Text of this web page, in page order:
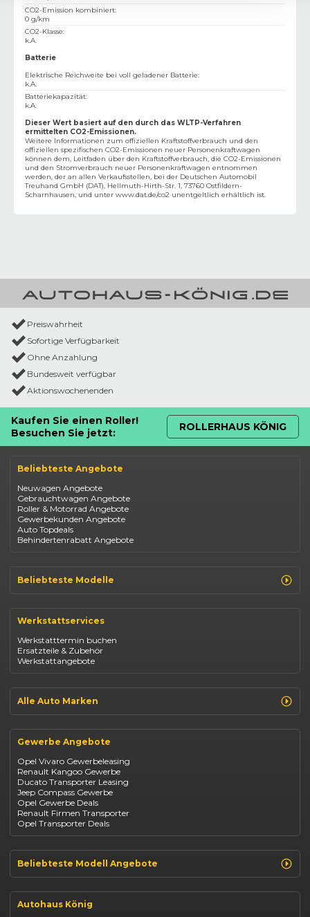
CO2-Emission kombiniert:
0 g/km
CO2-Klasse:
k.A.
Batterie
Elektrische Reichweite bei voll geladener Batterie:
k.A.
Batteriekapazität:
k.A.
Dieser Wert basiert auf den durch das WLTP-Verfahren
ermittelten CO2-Emissionen.
Weitere Informationen zum offiziellen Kraftstoffverbrauch und den
offiziellen spezifischen CO2-Emissionen neuer Personenkraftwagen
können dem‚ Leitfaden über den Kraftstoffverbrauch, die CO2-Emissionen
und den Stromverbrauch neuer Personenkraftwagen entnommen
werden, der an allen Verkaufsstellen, bei der Deutschen Automobil
Treuhand GmbH (DAT), Hellmuth-Hirth-Str. 1, 73760 Ostfildern-
Scharnhausen, und unter www.dat.de/co2 unentgeltlich erhältlich ist.
Preiswahrheit
Sofortige Verfügbarkeit
Ohne Anzahlung
Bundesweit verfügbar
Aktionswochenenden
Kaufen Sie einen Roller!
Besuchen Sie jetzt:
ROLLERHAUS KÖNIG
Beliebteste Angebote
Neuwagen Angebote
Gebrauchtwagen Angebote
Roller & Motorrad Angebote
Gewerbekunden Angebote
Auto Topdeals
Behindertenrabatt Angebote
Beliebteste Modelle
Opel Corsa
Fiat 500
Dacia Duster
Dacia Sandero
Jeep Compass
Suzuki Vitara
Suzuki Swift
Mazda CX-30
Werkstattservices
Werkstatttermin buchen
Ersatzteile & Zubehör
Werkstattangebote
Alle Auto Marken
Opel
Fiat
Jeep
Suzuki
BYD
Kia
Mazda
Citroën
Abarth
Fiat Professional
Gewerbe Angebote
Opel Vivaro Gewerbeleasing
Renault Kangoo Gewerbe
Ducato Transporter Leasing
Jeep Compass Gewerbe
Opel Gewerbe Deals
Renault Firmen Transporter
Opel Transporter Deals
Beliebteste Modell Angebote
Renault Arkana Leasing
Renault Captur Leasing
Autohaus König